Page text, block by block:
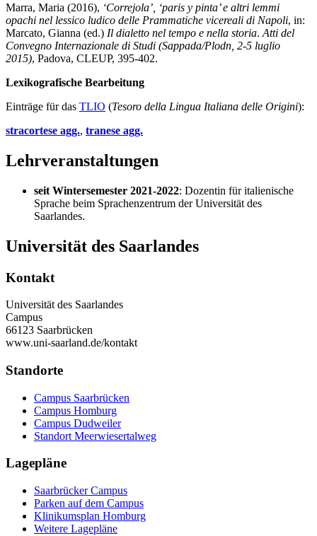
Marra, Maria (2016), ‘Correjola’, ‘paris y pinta’ e altri lemmi
opachi nel lessico ludico delle Prammatiche vicereali di Napoli, in:
Marcato, Gianna (ed.) Il dialetto nel tempo e nella storia. Atti del
Convegno Internazionale di Studi (Sappada/Plodn, 2-5 luglio
2015), Padova, CLEUP, 395-402.
Lexikografische Bearbeitung
Einträge für das TLIO (Tesoro della Lingua Italiana delle Origini):
stracortese agg., tranese agg.
Lehrveranstaltungen
seit Wintersemester 2021-2022: Dozentin für italienische
Sprache beim Sprachenzentrum der Universität des
Saarlandes.
Universität des Saarlandes
Kontakt
Universität des Saarlandes
Campus
66123 Saarbrücken
www.uni-saarland.de/kontakt
Standorte
Campus Saarbrücken
Campus Homburg
Campus Dudweiler
Standort Meerwiesertalweg
Lagepläne
Saarbrücker Campus
Parken auf dem Campus
Klinikumsplan Homburg
Weitere Lagepläne